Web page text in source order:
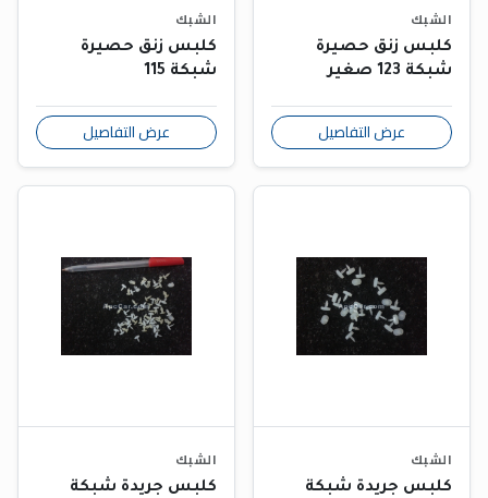
الشبك
كلبس زنق حصيرة
شبكة 123 صغير
عرض التفاصيل
الشبك
كلبس زنق حصيرة
شبكة 115
عرض التفاصيل
الشبك
كلبس جريدة شبكة
الشبك
كلبس جريدة شبكة